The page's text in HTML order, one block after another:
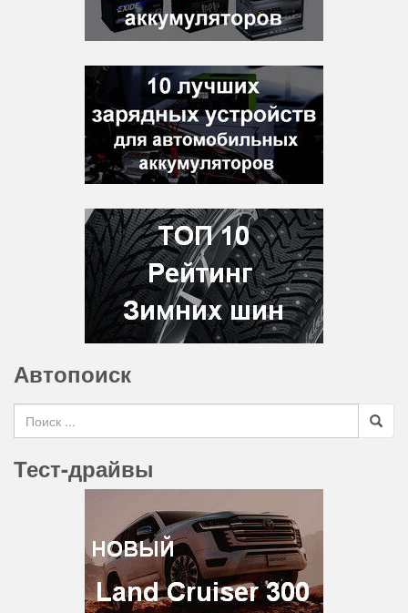
Автопоиск
Search for
Тест-драйвы